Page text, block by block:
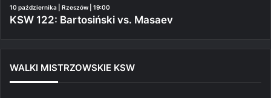
10 października | Rzeszów | 19:00
KSW 122: Bartosiński vs. Masaev
WALKI MISTRZOWSKIE KSW